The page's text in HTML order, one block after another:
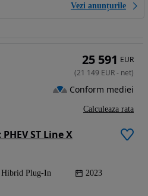
Vezi anunțurile
ST Line X
Hibrid Plug-In 2023
25 591 EUR
(21 149 EUR- net)
Conform mediei
Calculeaza rata